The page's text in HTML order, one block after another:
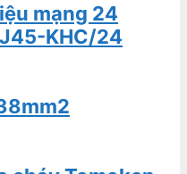
mạng 24
KHC/24